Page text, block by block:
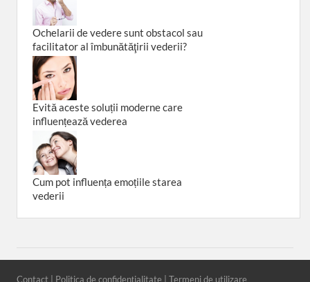
Ochelarii de vedere sunt obstacol sau
facilitator al îmbunătăţirii vederii?
Evită aceste soluții moderne care
influențează vederea
Cum pot influența emoțiile starea
vederii
Contact Politica de confidențialitate Termeni de utilizare